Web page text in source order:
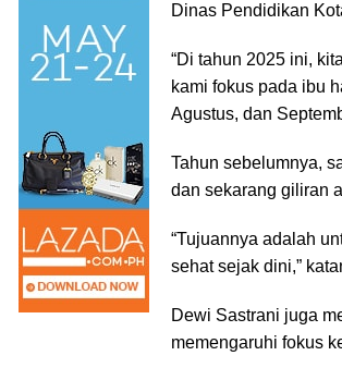
Dinas Pendidikan
“Di tahun 2025 ini,
kami fokus pada ibu
Agustus, dan
Tahun sebelumnya,
dan sekarang giliran
“Tujuannya adalah
sehat sejak dini,”
Dewi Sastrani juga
memengaruhi fokus